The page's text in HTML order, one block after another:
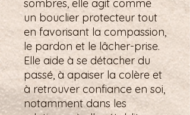
sombres, elle agit comme
un bouclier protecteur tout
en favorisant la compassion,
le pardon et le lâcher-prise.
Elle aide à se détacher du
passé, à apaiser la colère et
à retrouver confiance en soi,
notamment dans les